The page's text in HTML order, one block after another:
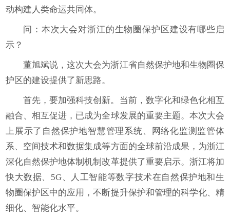
动构建人类命运共同体。
问：本次大会对浙江的生物圈保护区建设有哪些启
示？
董旭斌说，这次大会为浙江省自然保护地和生物圈保
护区的建设提供了新思路。
首先，要加强科技创新。当前，数字化和绿色化相互
融合、相互促进，已成为全球发展的重要主题。本次大会
上展示了自然保护地智慧管理系统、网络化监测监管体
系、空间技术和数据集成等方面的全球前沿成果，为浙江
深化自然保护地体制机制改革提供了重要启示。浙江将加
快大数据、5G、人工智能等数字技术在自然保护地和生
物圈保护区中的应用，不断提升保护和管理的科学化、精
细化、智能化水平。